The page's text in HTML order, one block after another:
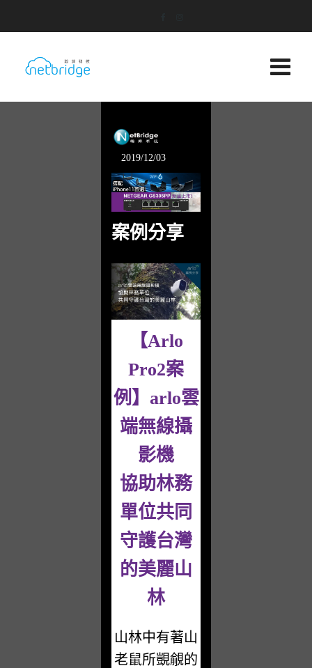
2019/12/03
案例分享
【Arlo
Pro2案
例】arlo雲
端無線攝
影機
協助林務
單位共同
守護台灣
的美麗山
林
山林中有著⼭
老鼠所覬覦的